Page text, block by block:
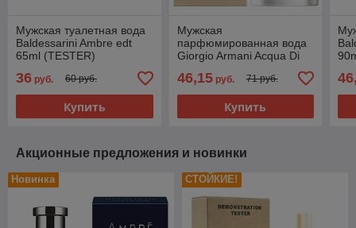
Мужская туалетная вода
Baldessarini Ambre edt
65ml (TESTER)
36 руб. 60 руб.
Купить
Мужская
парфюмированная вода
Giorgio Armani Acqua Di
46,15руб. 71 руб.
Купить
Акционные предложения и новинки
Новинка СТОЙКИЕ!